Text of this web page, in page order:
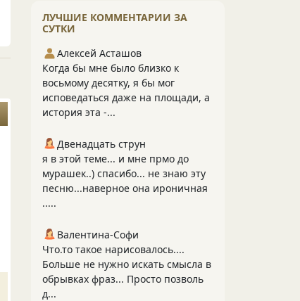
ЛУЧШИЕ КОММЕНТАРИИ ЗА
СУТКИ
Алексей Асташов
Когда бы мне было близко к
восьмому десятку, я бы мог
исповедаться даже на площади, а
история эта -...
Двенадцать струн
я в этой теме... и мне прмо до
мурашек..) спасибо... не знаю эту
песню...наверное она ироничная
.....
Валентина-Софи
Что.то такое нарисовалось....
Больше не нужно искать смысла в
обрывках фраз... Просто позволь
д...